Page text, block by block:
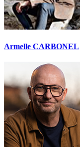
Armelle CARBONEL